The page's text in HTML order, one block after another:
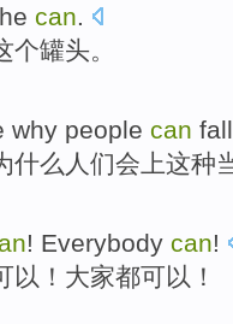
can.
个罐头。
why people can
什么 人们会上这种
! Everybody can!
以！ 大家都可以！